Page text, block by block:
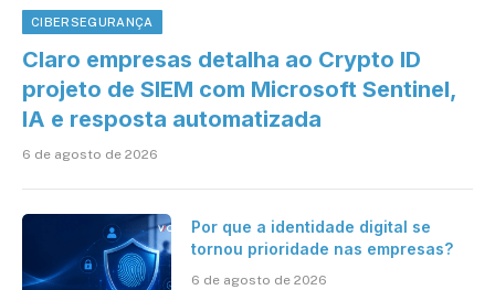
CIBERSEGURANÇA
Claro empresas detalha ao Crypto ID
projeto de SIEM com Microsoft Sentinel,
IA e resposta automatizada
6 de agosto de 2026
Por que a identidade digital se
tornou prioridade nas empresas?
6 de agosto de 2026